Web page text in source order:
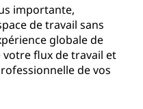
importante,
de travail sans
globale de
flux de travail et
de vos